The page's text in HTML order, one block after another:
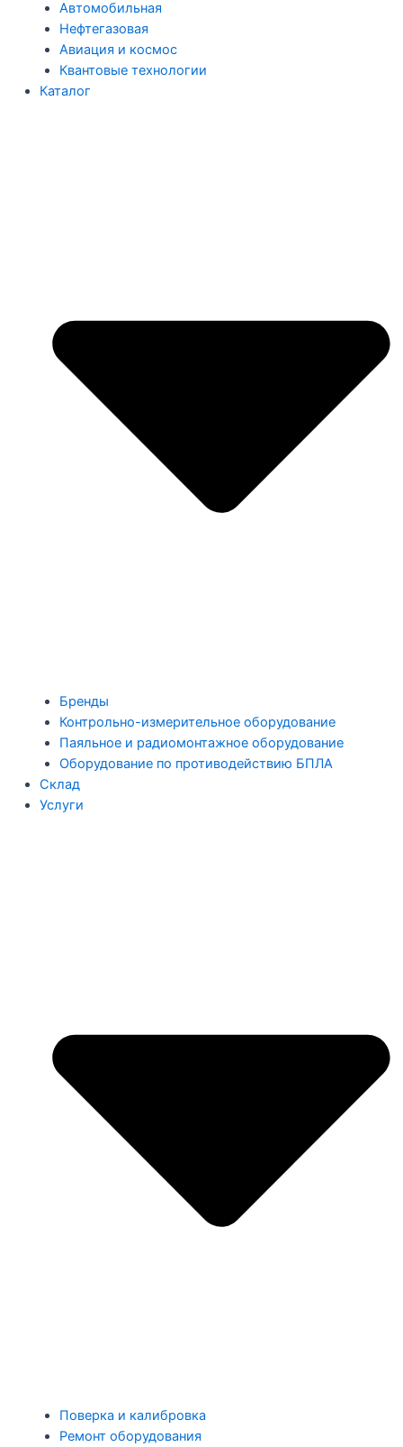
Автомобильная
Нефтегазовая
Авиация и космос
Квантовые технологии
Каталог
Бренды
Контрольно-измерительное оборудование
Паяльное и радиомонтажное оборудование
Оборудование по противодействию БПЛА
Склад
Услуги
Поверка и калибровка
Ремонт оборудования